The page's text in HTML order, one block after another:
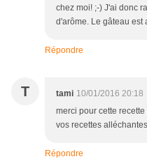
chez moi! ;-) J'ai donc
d'arôme. Le gâteau est
Répondre
T tami 10/01/2016 20:18
merci pour cette
vos recettes alléchantes
Répondre